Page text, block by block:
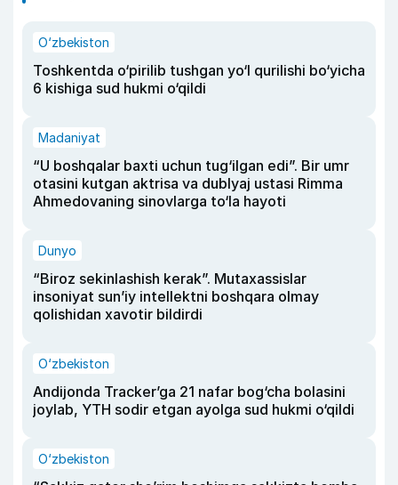
O‘zbekiston
Toshkentda o‘pirilib tushgan yo‘l qurilishi bo‘yicha
6 kishiga sud hukmi o‘qildi
Madaniyat
“U boshqalar baxti uchun tug‘ilgan edi”. Bir umr
otasini kutgan aktrisa va dublyaj ustasi Rimma
Ahmedovaning sinovlarga to‘la hayoti
Dunyo
“Biroz sekinlashish kerak”. Mutaxassislar
insoniyat sun’iy intellektni boshqara olmay
qolishidan xavotir bildirdi
O‘zbekiston
Andijonda Tracker’ga 21 nafar bog‘cha bolasini
joylab, YTH sodir etgan ayolga sud hukmi o‘qildi
O‘zbekiston